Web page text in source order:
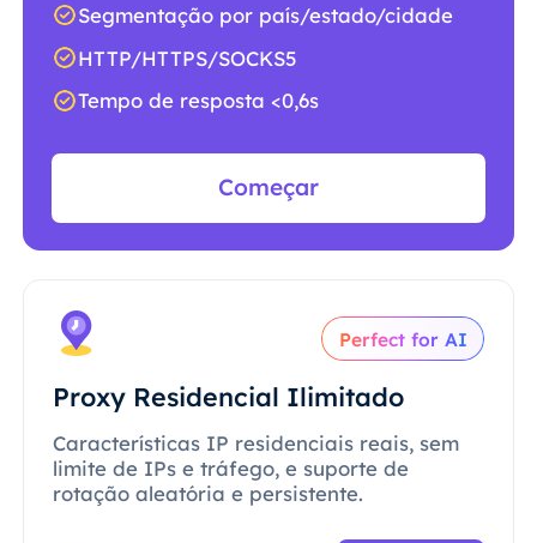
Segmentação por país/estado/cidade
HTTP/HTTPS/SOCKS5
Tempo de resposta <0,6s
Começar
Perfect for AI
Proxy Residencial Ilimitado
Características IP residenciais reais, sem
limite de IPs e tráfego, e suporte de
rotação aleatória e persistente.